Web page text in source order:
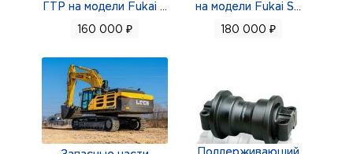
ГТР на модели Fukai
160 000 ₽
на модели Fukai S
180 000 ₽